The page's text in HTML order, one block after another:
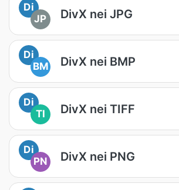
Di
JP
DivX nei JPG
Di
BM
DivX nei BMP
Di
TI
DivX nei TIFF
Di
PN
DivX nei PNG